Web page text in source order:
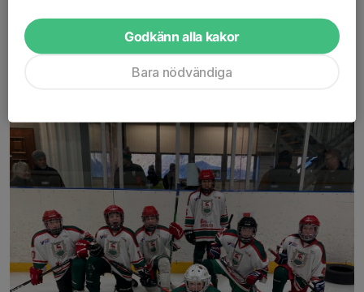
Avslutning av GP-Pucken
4 feb 2024 1 kommentar
Godkänn alla kakor
Bara nödvändiga